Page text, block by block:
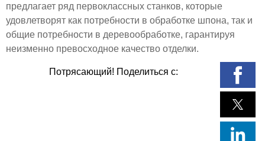
предлагает ряд первоклассных станков, которые
удовлетворят как потребности в обработке шпона, так и
общие потребности в деревообработке, гарантируя
неизменно превосходное качество отделки.
Потрясающий! Поделиться с: